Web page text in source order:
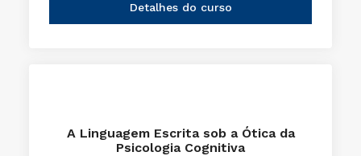
Detalhes do curso
A Linguagem Escrita sob a Ótica da
Psicologia Cognitiva